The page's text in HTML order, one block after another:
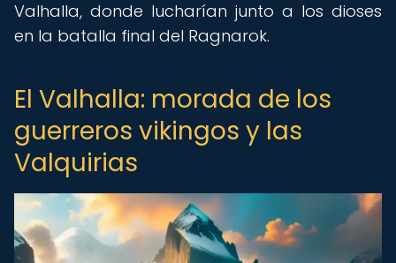
Valhalla, donde lucharían junto a los dioses
en la batalla final del Ragnarok.
El Valhalla: morada de los
guerreros vikingos y las
Valquirias